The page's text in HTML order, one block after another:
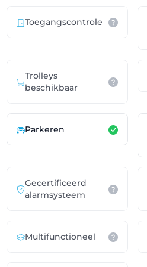
Toegangscontrole
Trolleys
beschikbaar
Parkeren
Gecertificeerd
alarmsysteem
Multifunctioneel